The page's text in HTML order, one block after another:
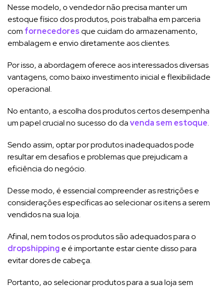
Nesse modelo, o vendedor não precisa manter um
estoque físico dos produtos, pois trabalha em parceria
com fornecedoresque cuidam do armazenamento,
embalagem e envio diretamente aos clientes.
Por isso, a abordagem oferece aos interessados diversas
vantagens, como baixo investimento inicial e flexibilidade
operacional.
No entanto, a escolha dos produtos certos desempenha
um papel crucial no sucesso do davenda sem estoque.
Sendo assim, optar por produtos inadequados pode
resultar em desafios e problemas que prejudicam a
eficiência do negócio.
Desse modo, é essencial compreender as restrições e
considerações específicas ao selecionar os itens a serem
vendidos na sua loja.
Afinal, nem todos os produtos são adequados para o
dropshipping e é importante estar ciente disso para
evitar dores de cabeça.
Portanto, ao selecionar produtos para a sua loja sem